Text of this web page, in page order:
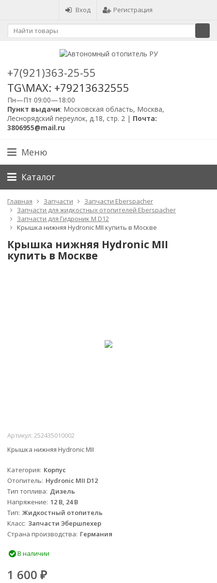
Вход Регистрация
+7(921)363-25-55
TG\MAX: +79213632555
Пн—Пт 09:00—18:00
Пункт выдачи: Московская область, Москва,
Леснорядский переулок, д.18, стр. 2 | Почта:
3806955@mail.ru
Меню
Каталог
Главная Запчасти
Запчасти Eberspacher
Запчасти для жидкостных отопителей Eberspacher
Запчасти для Гидроник M D12
Крышка нижняя Hydronic MII купить в Москве
Крышка нижняя Hydronic MII
купить в Москве
Артикул: 252435010002
Крышка нижняя Hydronic MII
Категория Корпус
Отопитель Hydronic MII D12
Тип топлива Дизель
Напряжение 12 В, 24 В
Тип Жидкостный отопитель
Класс Запчасти Эбершпехер
Страна производства Германия
В наличии
1 600 ₽